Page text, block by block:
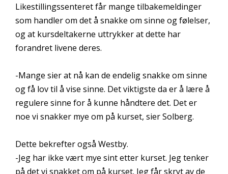
Likestillingssenteret får mange tilbakemeldinger
som handler om det å snakke om sinne og følelser,
og at kursdeltakerne uttrykker at dette har
forandret livene deres.
-Mange sier at nå kan de endelig snakke om sinne
og få lov til å vise sinne. Det viktigste da er å lære å
regulere sinne for å kunne håndtere det. Det er
noe vi snakker mye om på kurset, sier Solberg.
Dette bekrefter også Westby.
-Jeg har ikke vært mye sint etter kurset. Jeg tenker
på det vi snakket om på kurset. Jeg får skryt av de